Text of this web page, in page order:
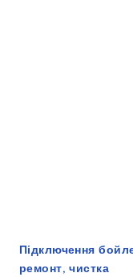
Підключення
ремонт, чистка